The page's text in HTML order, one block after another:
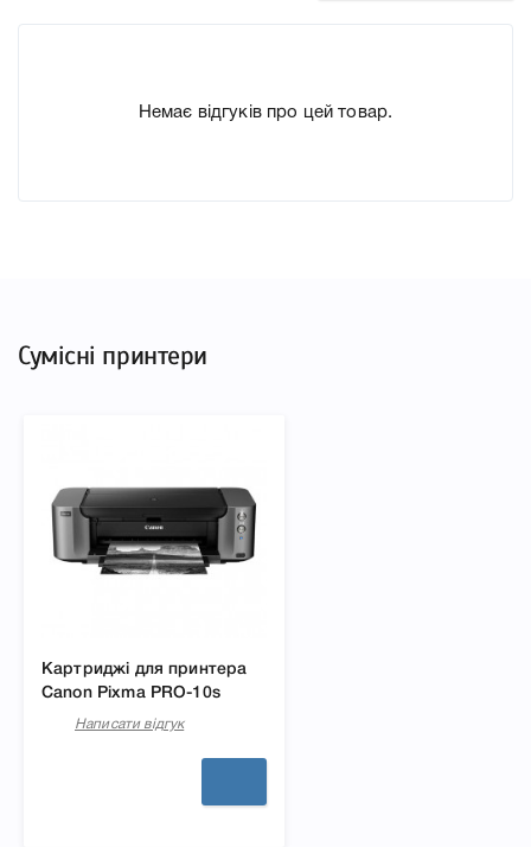
Немає відгуків про цей товар.
Сумісні принтери
Картриджі для принтера
Canon Pixma PRO-10s
Написати відгук